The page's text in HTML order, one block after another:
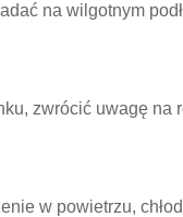
na wilgotnym
zwrócić uwagę na
w powietrzu,